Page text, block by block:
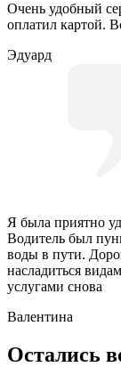
Очень удобный
оплатил картой.
Эдуард
Я была приятно
Водитель был
воды в пути.
насладиться
услугами снова
Валентина
Остались